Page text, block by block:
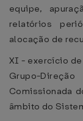
equipe,
relatórios
alocação de
XI - exercício
Grupo-
Comissionada
âmbito do